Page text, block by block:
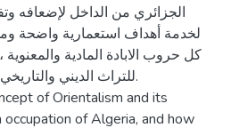
الجزائري من الداخل لإضعافه
لخدمة أهداف استعمارية واضحة
كل حروب الابادة المادية
للتراث الديني
of Orientalism and its
of Algeria, and how